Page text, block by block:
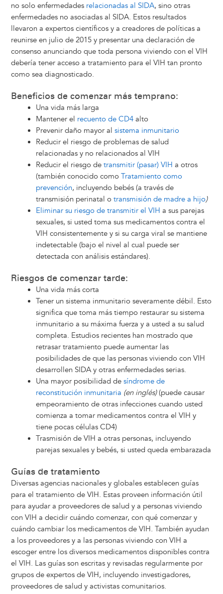
no solo enfermedades relacionadas al SIDA, sino otras
enfermedades no asociadas al SIDA. Estos resultados
llevaron a expertos científicos y a creadores de políticas a
reunirse en julio de 2015 y presentar una declaración de
consenso anunciando que toda persona viviendo con el VIH
debería tener acceso a tratamiento para el VIH tan pronto
como sea diagnosticado.
Beneficios de comenzar más temprano:
Una vida más larga
Mantener el recuento de CD4alto
Prevenir daño mayor al sistema inmunitario
Reducir el riesgo de problemas de salud
relacionadas y no relacionados al VIH
Reducir el riesgo de transmitir (pasar) VIH a otros
(también conocido como Tratamiento como
prevención, incluyendo bebés (a través de
transmisión perinatal o transmisión de madre a hijo)
Eliminar su riesgo de transmitir el VIH a sus parejas
sexuales, si usted toma sus medicamentos contra el
VIH consistentemente y si su carga viral se mantiene
indetectable (bajo el nivel al cual puede ser
detectada con análisis estándares).
Riesgos de comenzar tarde:
Una vida más corta
Tener un sistema inmunitario severamente débil. Esto
significa que toma más tiempo restaurar su sistema
inmunitario a su máxima fuerza y a usted a su salud
completa. Estudios recientes han mostrado que
retrasar tratamiento puede aumentar las
posibilidades de que las personas viviendo con VIH
desarrollen SIDA y otras enfermedades serias.
Una mayor posibilidad de síndrome de
reconstitución inmunitaria (en inglés)(puede causar
empeoramiento de otras infecciones cuando usted
comienza a tomar medicamentos contra el VIH y
tiene pocas células CD4)
Trasmisión de VIH a otras personas, incluyendo
parejas sexuales y bebés, si usted queda embarazada
Guías de tratamiento
Diversas agencias nacionales y globales establecen guías
para el tratamiento de VIH. Estas proveen información útil
para ayudar a proveedores de salud y a personas viviendo
con VIH a decidir cuándo comenzar, con qué comenzar y
cuándo cambiar los medicamentos de VIH. También ayudan
a los proveedores y a las personas viviendo con VIH a
escoger entre los diversos medicamentos disponibles contra
el VIH. Las guías son escritas y revisadas regularmente por
grupos de expertos de VIH, incluyendo investigadores,
proveedores de salud y activistas comunitarios.